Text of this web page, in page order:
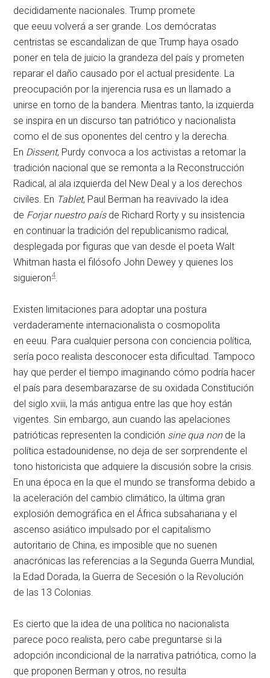
decididamente nacionales. Trump promete
que eeuu volverá a ser grande. Los demócratas
centristas se escandalizan de que Trump haya osado
poner en tela de juicio la grandeza del país y prometen
reparar el daño causado por el actual presidente. La
preocupación por la injerencia rusa es un llamado a
unirse en torno de la bandera. Mientras tanto, la izquierda
se inspira en un discurso tan patriótico y nacionalista
como el de sus oponentes del centro y la derecha.
En Dissent, Purdy convoca a los activistas a retomar la
tradición nacional que se remonta a la Reconstrucción
Radical, al ala izquierda del New Deal y a los derechos
civiles. En Tablet, Paul Berman ha reavivado la idea
de Forjar nuestro paísde Richard Rorty y su insistencia
en continuar la tradición del republicanismo radical,
desplegada por figuras que van desde el poeta Walt
Whitman hasta el filósofo John Dewey y quienes los
siguieron4.
Existen limitaciones para adoptar una postura
verdaderamente internacionalista o cosmopolita
en eeuu. Para cualquier persona con conciencia política,
sería poco realista desconocer esta dificultad. Tampoco
hay que perder el tiempo imaginando cómo podría hacer
el país para desembarazarse de su oxidada Constitución
del sigloxviii, la más antigua entre las que hoy están
vigentes. Sin embargo, aun cuando las apelaciones
patrióticas representen la condición sine qua nonde la
política estadounidense, no deja de ser sorprendente el
tono historicista que adquiere la discusión sobre la crisis.
En una época en la que el mundo se transforma debido a
la aceleración del cambio climático, la última gran
explosión demográfica en el África subsahariana y el
ascenso asiático impulsado por el capitalismo
autoritario de China, es imposible que no suenen
anacrónicas las referencias a la Segunda Guerra Mundial,
la Edad Dorada, la Guerra de Secesión o la Revolución
de las 13 Colonias.
Es cierto que la idea de una política no nacionalista
parece poco realista, pero cabe preguntarse si la
adopción incondicional de la narrativa patriótica, como la
que proponen Berman y otros, no resulta